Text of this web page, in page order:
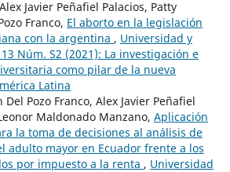
Javier Peñafiel Palacios, Patty
Franco, El aborto en la legislación
con la argentina , Universidad y
Núm. S2 (2021): La investigación e
como pilar de la nueva
Latina
Del Pozo Franco, Alex Javier Peñafiel
Maldonado Manzano, Aplicación
la toma de decisiones al análisis de
adulto mayor en Ecuador frente a los
por impuesto a la renta , Universidad